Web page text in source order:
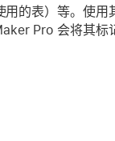
的表）等。使用
Pro 会将其标